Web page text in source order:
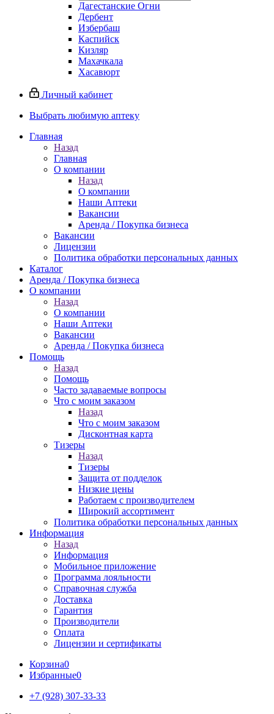
Дагестанские Огни
Дербент
Избербаш
Каспийск
Кизляр
Махачкала
Хасавюрт
Личный кабинет
Выбрать любимую аптеку
Главная
Назад
Главная
О компании
Назад
О компании
Наши Аптеки
Вакансии
Аренда / Покупка бизнеса
Вакансии
Лицензии
Политика обработки персональных данных
Каталог
Аренда / Покупка бизнеса
О компании
Назад
О компании
Наши Аптеки
Вакансии
Аренда / Покупка бизнеса
Помощь
Назад
Помощь
Часто задаваемые вопросы
Что с моим заказом
Назад
Что с моим заказом
Дисконтная карта
Тизеры
Назад
Тизеры
Защита от подделок
Низкие цены
Работаем с производителем
Широкий ассортимент
Политика обработки персональных данных
Информация
Назад
Информация
Мобильное приложение
Программа лояльности
Справочная служба
Доставка
Гарантия
Производители
Оплата
Лицензии и сертификаты
Корзина0
Избранные0
+7 (928) 307-33-33